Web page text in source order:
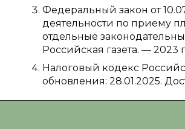
Федеральный закон от
деятельности по приему
отдельные
Российская газета. — 2023
Налоговый кодекс
обновления: 28.01.2025.